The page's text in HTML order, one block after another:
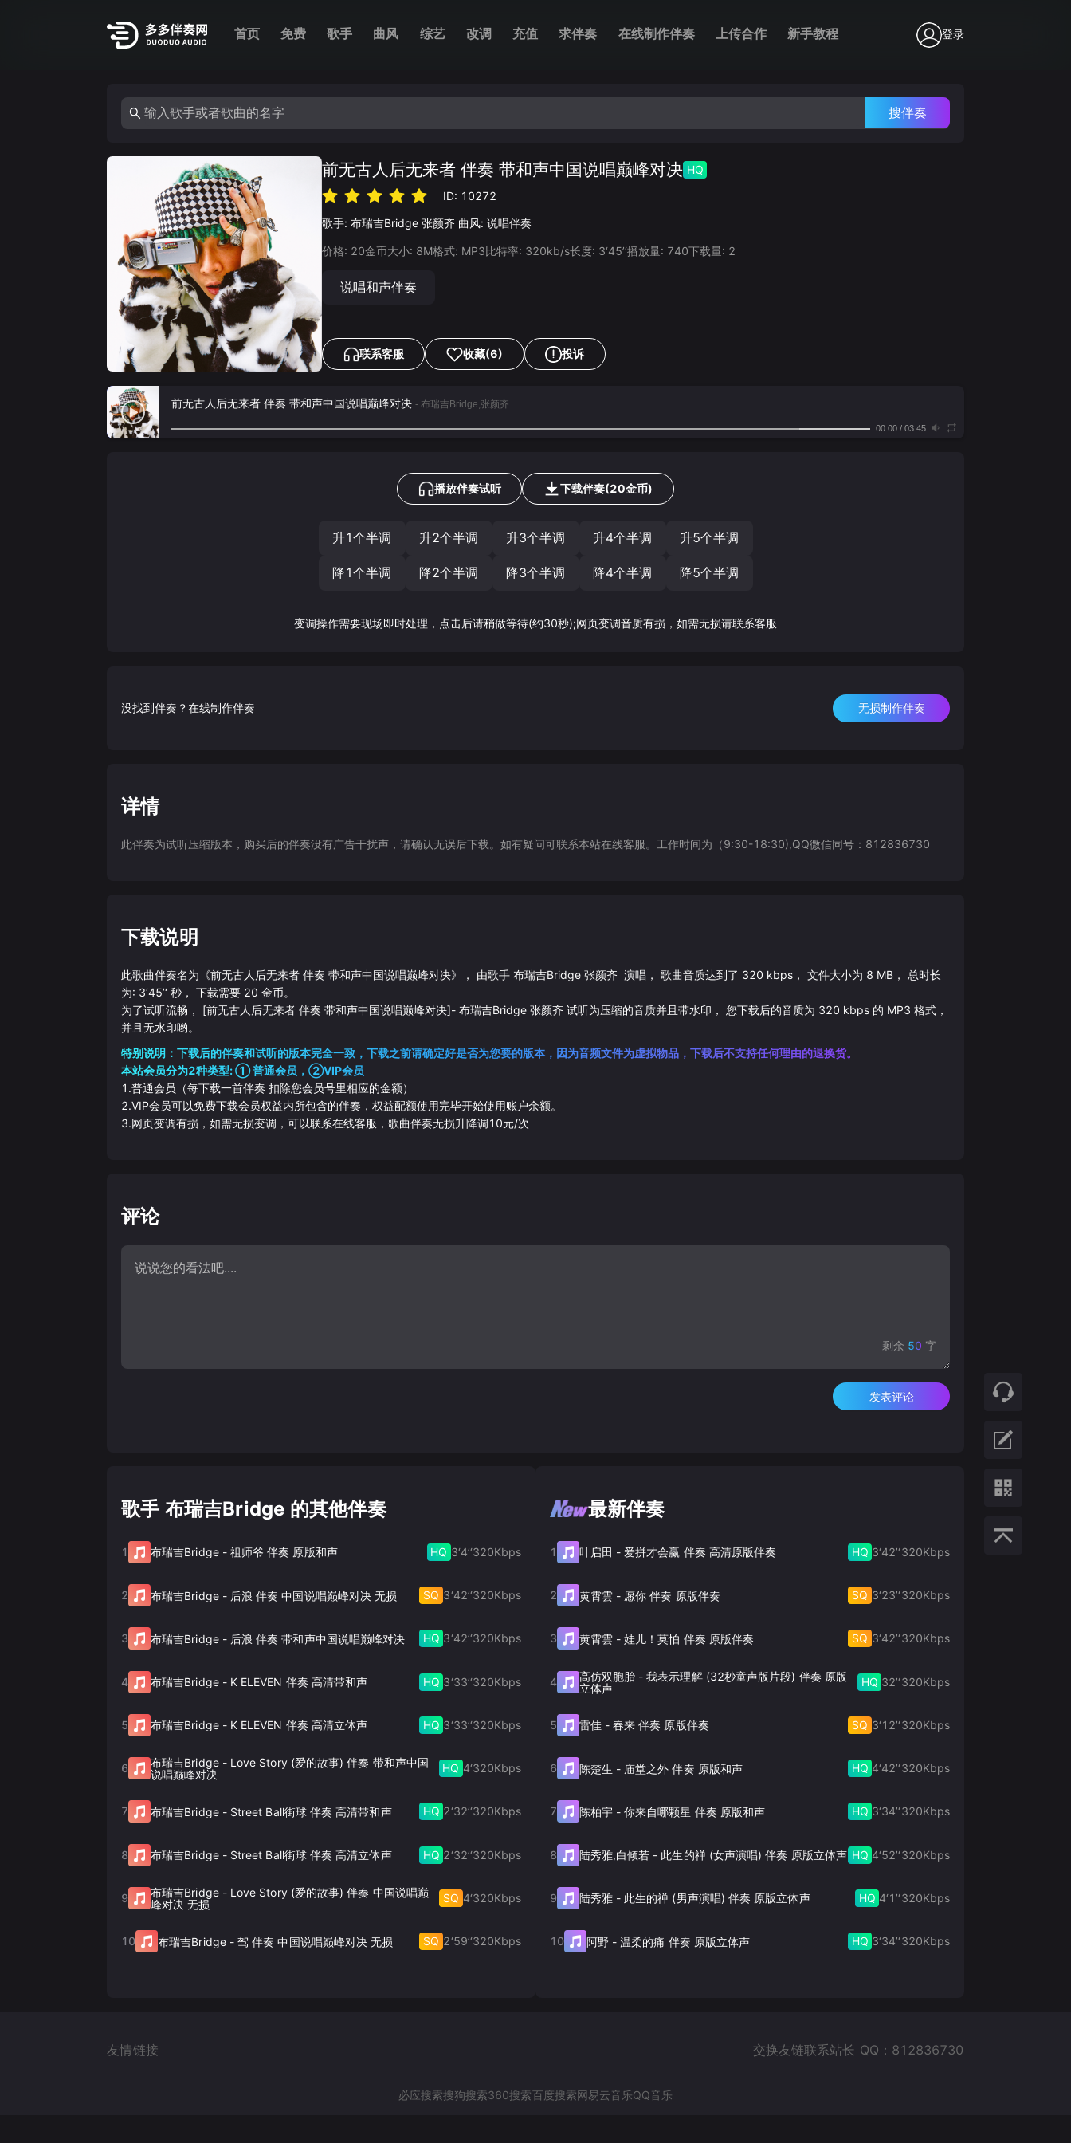
首页 免费 歌手 曲风 综艺 改调 充值 求伴奏 在线制作伴奏 上传合作 新手教程 登录
搜伴奏
前无古人后无来者 伴奏 带和声中国说唱巅峰对决 HQ
ID: 10272
歌手: 布瑞吉Bridge 张颜齐 曲风: 说唱伴奏
价格: 20金币大小: 8M格式: MP3比特率: 320kb/s长度: 3‘45’‘播放量: 740下载量: 2
说唱和声伴奏
联系客服 收藏(6) 投诉
前无古人后无来者 伴奏 带和声中国说唱巅峰对决 - 布瑞吉Bridge,张颜齐
00:00/ 03:45
播放伴奏试听 下载伴奏(20金币)
升1个半调 升2个半调 升3个半调 升4个半调 升5个半调
降1个半调 降2个半调 降3个半调 降4个半调 降5个半调
变调操作需要现场即时处理，点击后请稍做等待(约30秒);网页变调音质有损，如需无损请联系客服
没找到伴奏？在线制作伴奏 无损制作伴奏
详情
此伴奏为试听压缩版本，购买后的伴奏没有广告干扰声，请确认无误后下载。如有疑问可联系本站在线客服。工作时间为（9:30-18:30),QQ微信同号：812836730
下载说明
此歌曲伴奏名为《前无古人后无来者 伴奏 带和声中国说唱巅峰对决》， 由歌手 布瑞吉Bridge 张颜齐 演唱， 歌曲音质达到了 320 kbps， 文件大小为 8 MB， 总时长
为: 3‘45’‘秒， 下载需要 20 金币。
为了试听流畅， [前无古人后无来者 伴奏 带和声中国说唱巅峰对决]- 布瑞吉Bridge 张颜齐 试听为压缩的音质并且带水印， 您下载后的音质为 320 kbps 的 MP3 格式，
并且无水印哟。
特别说明：下载后的伴奏和试听的版本完全一致，下载之前请确定好是否为您要的版本，因为音频文件为虚拟物品，下载后不支持任何理由的退换货。
本站会员分为2种类型: ① 普通会员，②VIP会员
1.普通会员（每下载一首伴奏 扣除您会员号里相应的金额）
2.VIP会员可以免费下载会员权益内所包含的伴奏，权益配额使用完毕开始使用账户余额。
3.网页变调有损，如需无损变调，可以联系在线客服，歌曲伴奏无损升降调10元/次
评论
剩余 50 字
发表评论
歌手 布瑞吉Bridge 的其他伴奏
1 布瑞吉Bridge- 祖师爷 伴奏 原版和声 HQ 3‘4’‘320Kbps
2 布瑞吉Bridge- 后浪 伴奏 中国说唱巅峰对决 无损 SQ 3‘42’‘320Kbps
3 布瑞吉Bridge- 后浪 伴奏 带和声中国说唱巅峰对决 HQ 3‘42’‘320Kbps
4 布瑞吉Bridge- K ELEVEN 伴奏 高清带和声 HQ 3‘33’‘320Kbps
5 布瑞吉Bridge- K ELEVEN 伴奏 高清立体声 HQ 3‘33’‘320Kbps
6 布瑞吉Bridge- Love Story (爱的故事) 伴奏 带和声中国
说唱巅峰对决
HQ 4‘320Kbps
7 布瑞吉Bridge- Street Ball街球 伴奏 高清带和声 HQ 2‘32’‘320Kbps
8 布瑞吉Bridge- Street Ball街球 伴奏 高清立体声 HQ 2‘32’‘320Kbps
9 布瑞吉Bridge- Love Story (爱的故事) 伴奏 中国说唱巅
峰对决 无损
SQ 4‘320Kbps
10 布瑞吉Bridge-驾 伴奏 中国说唱巅峰对决 无损 SQ 2‘59’‘320Kbps
最新伴奏
1 叶启田 -爱拼才会赢 伴奏 高清原版伴奏 HQ 3‘42’‘320Kbps
2 黄霄雲- 愿你 伴奏 原版伴奏 SQ 3‘23’‘320Kbps
3 黄霄雲-娃儿！莫怕 伴奏 原版伴奏 SQ 3‘42’‘320Kbps
4 高仿双胞胎 -我表示理解 (32秒童声版片段) 伴奏 原版
立体声
HQ 32’‘320Kbps
5 雷佳- 春来 伴奏 原版伴奏 SQ 3‘12’‘320Kbps
6 陈楚生 - 庙堂之外 伴奏 原版和声 HQ 4‘42’‘320Kbps
7 陈柏宇-你来自哪颗星 伴奏 原版和声 HQ 3‘34’‘320Kbps
8 陆秀雅,白倾若 - 此生的禅 (女声演唱) 伴奏 原版立体声 HQ 4‘52’‘320Kbps
9 陆秀雅- 此生的禅 (男声演唱) 伴奏 原版立体声 HQ 4‘1’‘320Kbps
10 阿野-温柔的痛 伴奏 原版立体声 HQ 3‘34’‘320Kbps
友情链接 交换友链联系站长 QQ：812836730
必应搜索搜狗搜索360搜索百度搜索网易云音乐QQ音乐